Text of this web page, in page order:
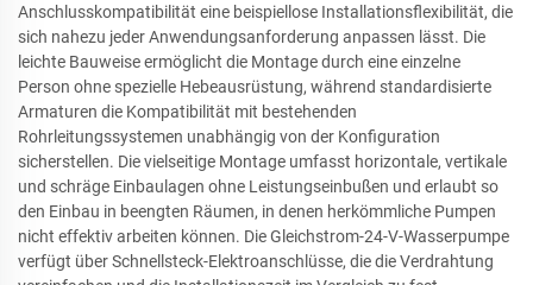
Anschlusskompatibilität eine beispiellose Installationsflexibilität, die
sich nahezu jeder Anwendungsanforderung anpassen lässt. Die
leichte Bauweise ermöglicht die Montage durch eine einzelne
Person ohne spezielle Hebeausrüstung, während standardisierte
Armaturen die Kompatibilität mit bestehenden
Rohrleitungssystemen unabhängig von der Konfiguration
sicherstellen. Die vielseitige Montage umfasst horizontale, vertikale
und schräge Einbaulagen ohne Leistungseinbußen und erlaubt so
den Einbau in beengten Räumen, in denen herkömmliche Pumpen
nicht effektiv arbeiten können. Die Gleichstrom-24-V-Wasserpumpe
verfügt über Schnellsteck-Elektroanschlüsse, die die Verdrahtung